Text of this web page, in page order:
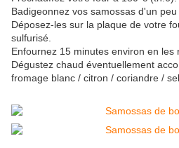
Badigeonnez vos samossas d'un peu
Déposez-les sur la plaque de votre
sulfurisé.
Enfournez 15 minutes environ en les
Dégustez chaud éventuellement
fromage blanc / citron / coriandre /